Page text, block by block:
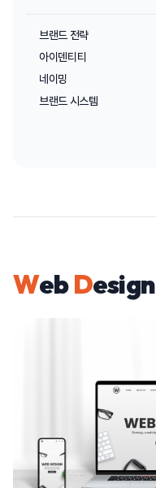
브랜드 전략
아이덴티티
네이밍
브랜드 시스템
WebDesign